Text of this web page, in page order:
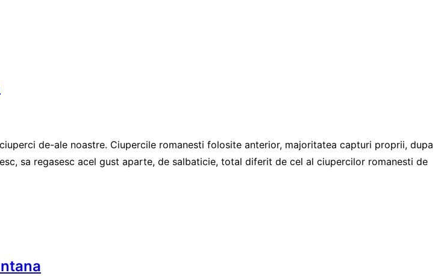
de-ale noastre. Ciupercile romanesti folosite anterior, majoritatea capturi proprii, dupa
sa regasesc acel gust aparte, de salbaticie, total diferit de cel al ciupercilor romanesti de